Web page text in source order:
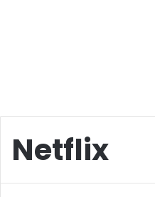
Netflix